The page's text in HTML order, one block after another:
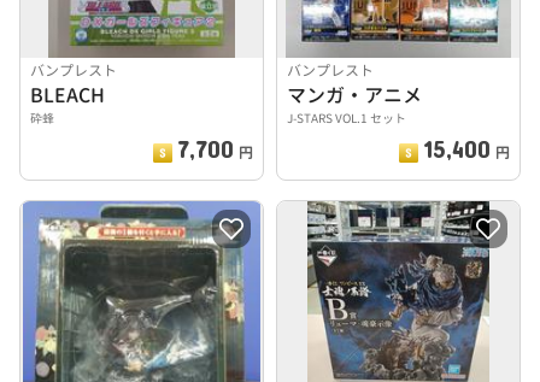
バンプレスト
BLEACH
砕蜂
7,700 円
バンプレスト
マンガ・アニメ
J-STARS VOL.1 セット
15,400 円